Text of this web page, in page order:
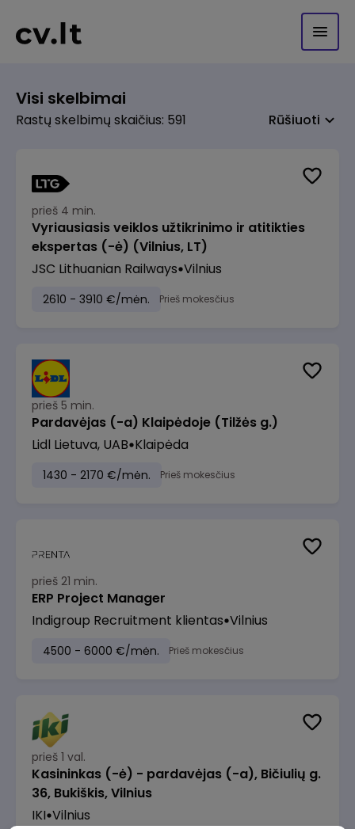
Visi skelbimai
Rastų skelbimų skaičius: 591 Rūšiuoti
prieš 4 min.
Vyriausiasis veiklos užtikrinimo ir atitikties
ekspertas (-ė) (Vilnius, LT)
JSC Lithuanian Railways Vilnius
2610 - 3910 €/mėn. Prieš mokesčius
prieš 5 min.
Pardavėjas (-a) Klaipėdoje (Tilžės g.)
Lidl Lietuva, UAB Klaipėda
1430 - 2170 €/mėn. Prieš mokesčius
prieš 21 min.
ERP Project Manager
Indigroup Recruitment klientas Vilnius
4500 - 6000 €/mėn. Prieš mokesčius
prieš 1 val.
Kasininkas (-ė) - pardavėjas (-a), Bičiulių g.
36, Bukiškis, Vilnius
IKI Vilnius